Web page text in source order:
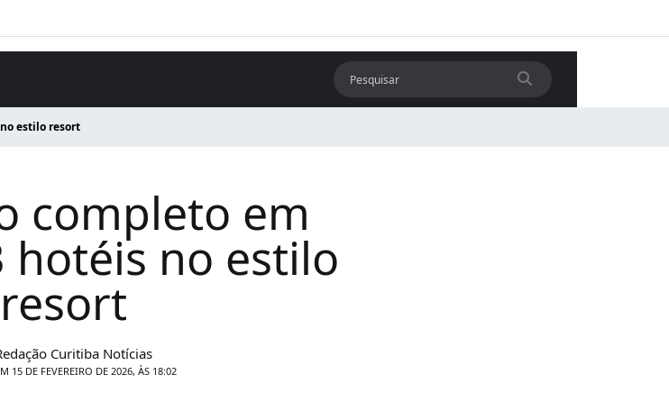
estilo resort
completo em
hotéis no estilo
resort
Curitiba Notícias
15 DE FEVEREIRO DE 2026, ÀS 18:02